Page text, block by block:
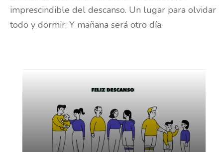
habitación perfecta para cada
habitante de la casa